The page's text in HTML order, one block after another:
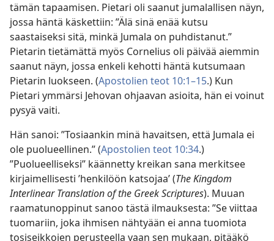
tämän tapaamisen. Pietari oli saanut jumalallisen näyn,
jossa häntä käskettiin: ”Älä sinä enää kutsu
saastaiseksi sitä, minkä Jumala on puhdistanut.”
Pietarin tietämättä myös Cornelius oli päivää aiemmin
saanut näyn, jossa enkeli kehotti häntä kutsumaan
Pietarin luokseen. (Apostolien teot 10:1–15.) Kun
Pietari ymmärsi Jehovan ohjaavan asioita, hän ei voinut
pysyä vaiti.
Hän sanoi: ”Tosiaankin minä havaitsen, että Jumala ei
ole puolueellinen.” (Apostolien teot 10:34.)
”Puolueelliseksi” käännetty kreikan sana merkitsee
kirjaimellisesti ’henkilöön katsojaa’ (The Kingdom
Interlinear Translation of the Greek Scriptures). Muuan
raamatunoppinut sanoo tästä ilmauksesta: ”Se viittaa
tuomariin, joka ihmisen nähtyään ei anna tuomiota
tosiseikkojen perusteella vaan sen mukaan, pitääkö